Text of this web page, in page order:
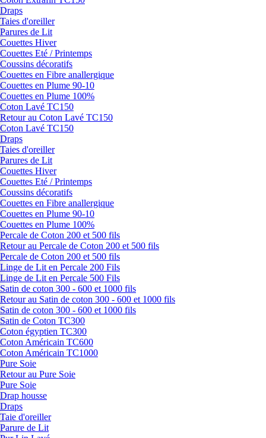
Draps
Taies d'oreiller
Parures de Lit
Couettes Hiver
Couettes Eté / Printemps
Coussins décoratifs
Couettes en Fibre anallergique
Couettes en Plume 90-10
Couettes en Plume 100%
Coton Lavé TC150
Retour au Coton Lavé TC150
Coton Lavé TC150
Draps
Taies d'oreiller
Parures de Lit
Couettes Hiver
Couettes Eté / Printemps
Coussins décoratifs
Couettes en Fibre anallergique
Couettes en Plume 90-10
Couettes en Plume 100%
Percale de Coton 200 et 500 fils
Retour au Percale de Coton 200 et 500 fils
Percale de Coton 200 et 500 fils
Linge de Lit en Percale 200 Fils
Linge de Lit en Percale 500 Fils
Satin de coton 300 - 600 et 1000 fils
Retour au Satin de coton 300 - 600 et 1000 fils
Satin de coton 300 - 600 et 1000 fils
Satin de Coton TC300
Coton égyptien TC300
Coton Américain TC600
Coton Américain TC1000
Pure Soie
Retour au Pure Soie
Pure Soie
Drap housse
Draps
Taie d'oreiller
Parure de Lit